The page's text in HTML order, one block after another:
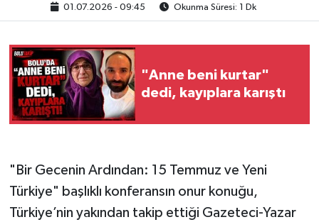
01.07.2026 - 09:45 Okunma Süresi: 1 Dk
"Anne beni kurtar"
dedi, kayıplara karıştı
​"Bir Gecenin Ardından: 15 Temmuz ve Yeni
Türkiye" başlıklı konferansın onur konuğu,
Türkiye’nin yakından takip ettiği Gazeteci-Yazar